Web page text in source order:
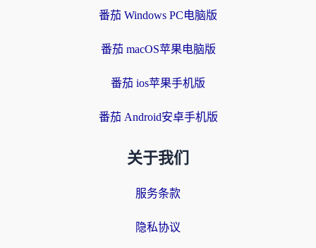
番茄 Windows PC电脑版
番茄 macOS苹果电脑版
番茄 ios苹果手机版
番茄 Android安卓手机版
关于我们
服务条款
隐私协议